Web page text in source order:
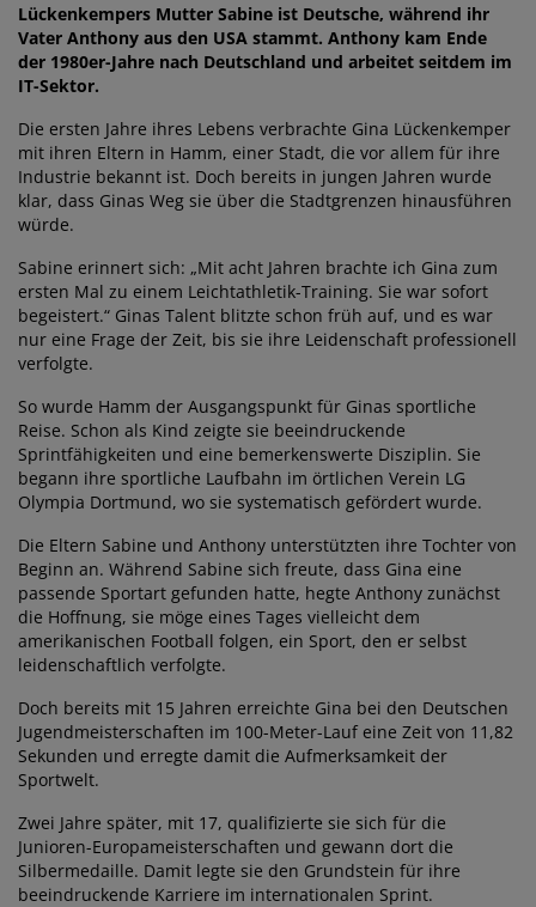
Lückenkempers Mutter Sabine ist Deutsche, während ihr
Vater Anthony aus den USA stammt. Anthony kam Ende
der 1980er-Jahre nach Deutschland und arbeitet seitdem im
IT-Sektor.
Die ersten Jahre ihres Lebens verbrachte Gina Lückenkemper
mit ihren Eltern in Hamm, einer Stadt, die vor allem für ihre
Industrie bekannt ist. Doch bereits in jungen Jahren wurde
klar, dass Ginas Weg sie über die Stadtgrenzen hinausführen
würde.
Sabine erinnert sich: „Mit acht Jahren brachte ich Gina zum
ersten Mal zu einem Leichtathletik-Training. Sie war sofort
begeistert.“ Ginas Talent blitzte schon früh auf, und es war
nur eine Frage der Zeit, bis sie ihre Leidenschaft professionell
verfolgte.
So wurde Hamm der Ausgangspunkt für Ginas sportliche
Reise. Schon als Kind zeigte sie beeindruckende
Sprintfähigkeiten und eine bemerkenswerte Disziplin. Sie
begann ihre sportliche Laufbahn im örtlichen Verein LG
Olympia Dortmund, wo sie systematisch gefördert wurde.
Die Eltern Sabine und Anthony unterstützten ihre Tochter von
Beginn an. Während Sabine sich freute, dass Gina eine
passende Sportart gefunden hatte, hegte Anthony zunächst
die Hoffnung, sie möge eines Tages vielleicht dem
amerikanischen Football folgen, ein Sport, den er selbst
leidenschaftlich verfolgte.
Doch bereits mit 15 Jahren erreichte Gina bei den Deutschen
Jugendmeisterschaften im 100-Meter-Lauf eine Zeit von 11,82
Sekunden und erregte damit die Aufmerksamkeit der
Sportwelt.
Zwei Jahre später, mit 17, qualifizierte sie sich für die
Junioren-Europameisterschaften und gewann dort die
Silbermedaille. Damit legte sie den Grundstein für ihre
beeindruckende Karriere im internationalen Sprint.